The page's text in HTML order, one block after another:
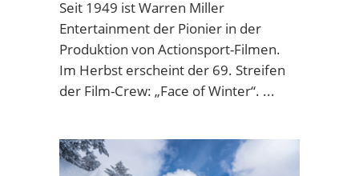
Seit 1949 ist Warren Miller
Entertainment der Pionier in der
Produktion von Actionsport-Filmen.
Im Herbst erscheint der 69. Streifen
der Film-Crew: „Face of Winter“.